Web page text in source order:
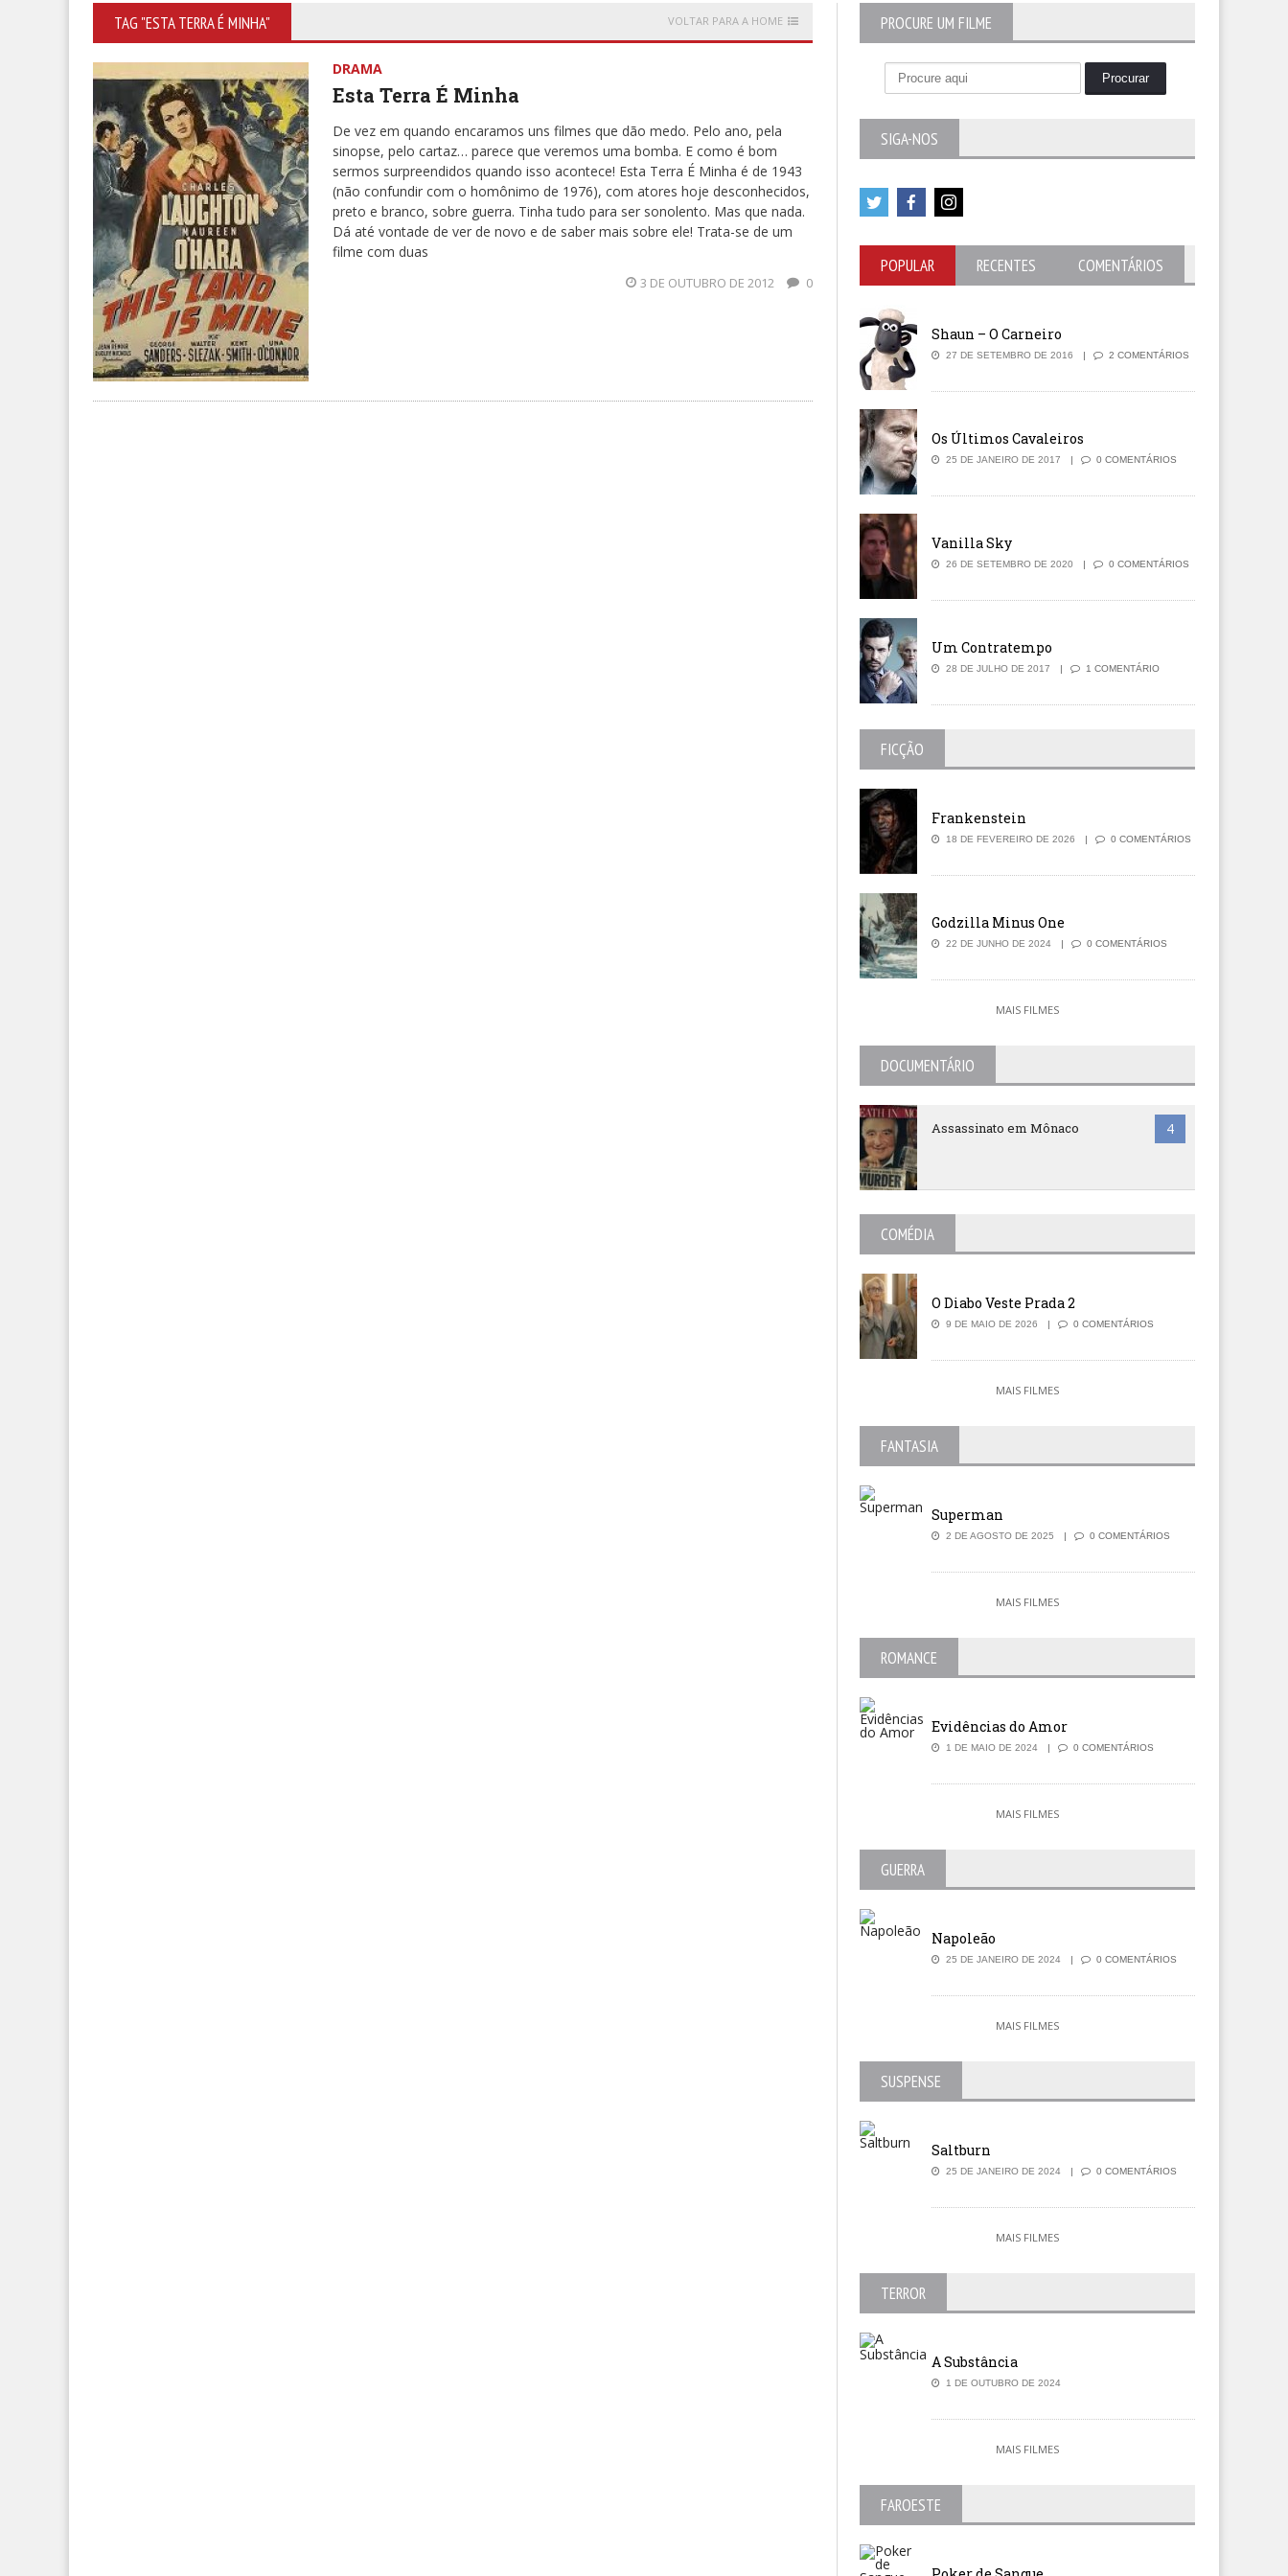
TAG "ESTA TERRA É MINHA" VOLTAR PARA A HOME
DRAMA
Esta Terra É Minha
De vez em quando encaramos uns filmes que dão medo. Pelo ano, pela
sinopse, pelo cartaz… parece que veremos uma bomba. E como é bom
sermos surpreendidos quando isso acontece! Esta Terra É Minha é de 1943
(não confundir com o homônimo de 1976), com atores hoje desconhecidos,
preto e branco, sobre guerra. Tinha tudo para ser sonolento. Mas que nada.
Dá até vontade de ver de novo e de saber mais sobre ele! Trata-se de um
filme com duas
3 DE OUTUBRO DE 2012 0
PROCURE UM FILME
SIGA-NOS
POPULAR RECENTES COMENTÁRIOS
Shaun – O Carneiro
27 DE SETEMBRO DE 2016 2 COMENTÁRIOS
Os Últimos Cavaleiros
25 DE JANEIRO DE 2017 0 COMENTÁRIOS
Vanilla Sky
26 DE SETEMBRO DE 2020 0 COMENTÁRIOS
Um Contratempo
28 DE JULHO DE 2017 1 COMENTÁRIO
FICÇÃO
Frankenstein
18 DE FEVEREIRO DE 2026 0 COMENTÁRIOS
Godzilla Minus One
22 DE JUNHO DE 2024 0 COMENTÁRIOS
MAIS FILMES
DOCUMENTÁRIO
Assassinato em Mônaco 4
COMÉDIA
O Diabo Veste Prada 2
9 DE MAIO DE 2026 0 COMENTÁRIOS
MAIS FILMES
FANTASIA
Superman
2 DE AGOSTO DE 2025 0 COMENTÁRIOS
MAIS FILMES
ROMANCE
Evidências do Amor
1 DE MAIO DE 2024 0 COMENTÁRIOS
MAIS FILMES
GUERRA
Napoleão
25 DE JANEIRO DE 2024 0 COMENTÁRIOS
MAIS FILMES
SUSPENSE
Saltburn
25 DE JANEIRO DE 2024 0 COMENTÁRIOS
MAIS FILMES
TERROR
A Substância
1 DE OUTUBRO DE 2024
MAIS FILMES
FAROESTE